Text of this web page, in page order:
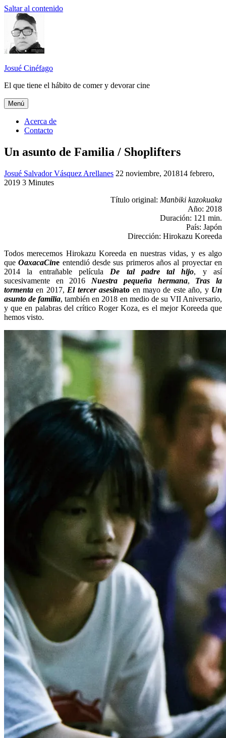
Saltar al contenido
Josué Cinéfago
El que tiene el hábito de comer y devorar cine
Menú
Acerca de
Contacto
Un asunto de Familia / Shoplifters
Josué Salvador Vásquez Arellanes 2018,
Oaxaca
22 noviembre, 201814 febrero,
2019 3 Minutes
Título original: Manbiki kazokuaka
Año: 2018
Duración: 121 min.
País: Japón
Dirección: Hirokazu Koreeda
Todos merecemos Hirokazu Koreeda en nuestras vidas, y es algo
queOaxacaCine entendió desde sus primeros años al proyectar en
2014 la entrañable película De tal padre tal hijo, y así
sucesivamente en 2016 Nuestra pequeña hermana, Tras la
tormenta en 2017, El tercer asesinato en mayo de este año, y Un
asunto de familia, también en 2018 en medio de su VII Aniversario,
y que en palabras del crítico Roger Koza, es el mejor Koreeda que
hemos visto.